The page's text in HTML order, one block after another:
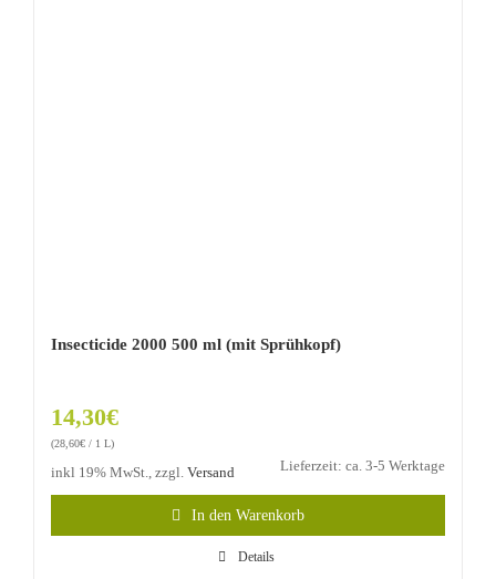
Insecticide 2000 500 ml (mit Sprühkopf)
14,30€
(28,60€ / 1 L)
inkl 19% MwSt., zzgl. Versand Lieferzeit: ca. 3-5 Werktage
In den Warenkorb
Details